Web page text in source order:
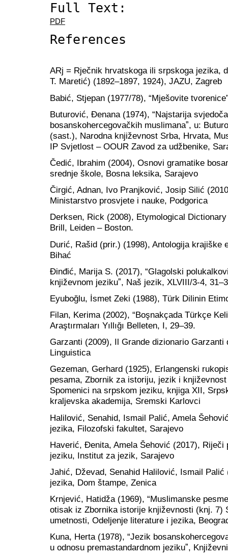
Full Text:
PDF
References
ARj = Rječnik hrvatskoga ili srpskoga jezika,
T. Maretić) (1892–1897, 1924), JAZU, Zagreb
Babić, Stjepan (1977/78), “Mješovite
Buturović, Đenana (1974), “Najstarija
bosanskohercegovačkih muslimanaˮ, u:
(sast.), Narodna književnost Srba, Hrvata,
IP Svjetlost – OOUR Zavod za udžbenike,
Čedić, Ibrahim (2004), Osnovi gramatike
srednje škole, Bosna leksika, Sarajevo
Čirgić, Adnan, Ivo Pranjković, Josip Silić
Ministarstvo prosvjete i nauke, Podgorica
Derksen, Rick (2008), Etymological
Brill, Leiden – Boston.
Durić, Rašid (prir.) (1998), Antologija krajiške
Bihać
Đinđić, Marija S. (2017), “Glagolski
književnom jezikuˮ, Naš jezik, XLVIII/3-4,
Eyuboğlu, İsmet Zeki (1988), Türk Dilinin
Filan, Kerima (2002), “Boşnakçada Türkçe
Araştırmaları Yıllığı Belleten, I, 29–39.
Garzanti (2009), Il Grande dizionario
Linguistica
Gezeman, Gerhard (1925), Erlangenski
pesama, Zbornik za istoriju, jezik i
Spomenici na srpskom jeziku, knjiga XII,
kraljevska akademija, Sremski Karlovci
Halilović, Senahid, Ismail Palić, Amela
jezika, Filozofski fakultet, Sarajevo
Haverić, Đenita, Amela Šehović (2017),
jeziku, Institut za jezik, Sarajevo
Jahić, Dževad, Senahid Halilović, Ismail Palić
jezika, Dom štampe, Zenica
Krnjević, Hatidža (1969), “Muslimanske
otisak iz Zbornika istorije književnosti (knj. 7)
umetnosti, Odeljenje literature i jezika,
Kuna, Herta (1978), “Jezik
u odnosu premastandardnom jezikuˮ,